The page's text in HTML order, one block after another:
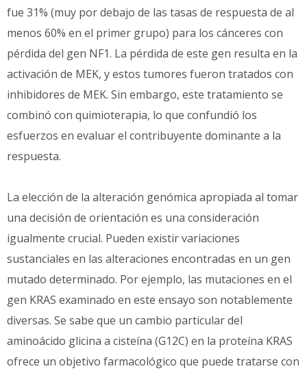
fue 31% (muy por debajo de las tasas de respuesta de al
menos 60% en el primer grupo) para los cánceres con
pérdida del gen NF1. La pérdida de este gen resulta en la
activación de MEK, y estos tumores fueron tratados con
inhibidores de MEK. Sin embargo, este tratamiento se
combinó con quimioterapia, lo que confundió los
esfuerzos en evaluar el contribuyente dominante a la
respuesta.
La elección de la alteración genómica apropiada al tomar
una decisión de orientación es una consideración
igualmente crucial. Pueden existir variaciones
sustanciales en las alteraciones encontradas en un gen
mutado determinado. Por ejemplo, las mutaciones en el
gen KRAS examinado en este ensayo son notablemente
diversas. Se sabe que un cambio particular del
aminoácido glicina a cisteína (G12C) en la proteína KRAS
ofrece un objetivo farmacológico que puede tratarse con